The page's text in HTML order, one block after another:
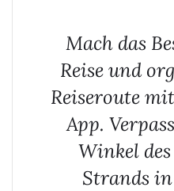
Mach das
Reise und
Reiseroute
App.
Winkel
Strands in